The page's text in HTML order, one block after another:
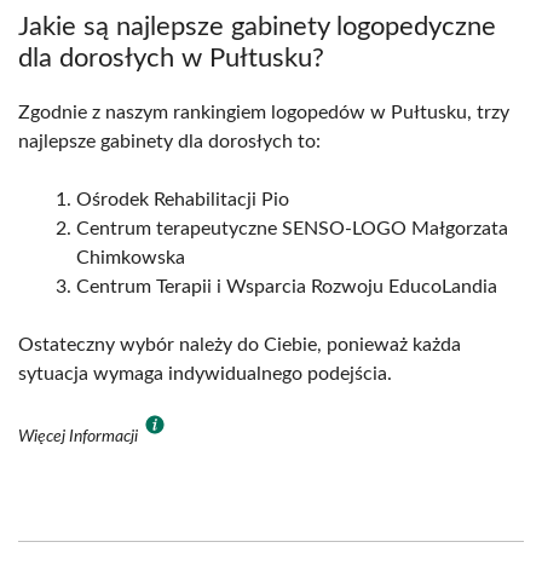
Jakie są najlepsze gabinety logopedyczne
dla dorosłych w Pułtusku?
Zgodnie z naszym rankingiem logopedów w Pułtusku, trzy
najlepsze gabinety dla dorosłych to:
Ośrodek Rehabilitacji Pio
Centrum terapeutyczne SENSO-LOGO Małgorzata
Chimkowska
Centrum Terapii i Wsparcia Rozwoju EducoLandia
Ostateczny wybór należy do Ciebie, ponieważ każda
sytuacja wymaga indywidualnego podejścia.
Więcej Informacji